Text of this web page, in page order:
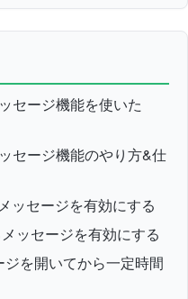
セージ機能を使いた
セージ機能のやり方&仕
ッセージを有効にする
ッセージを有効にする
を開いてから一定時間